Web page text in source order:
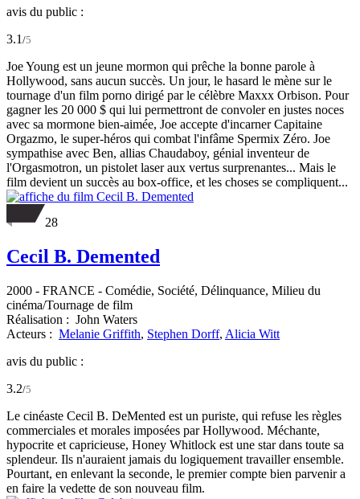
avis du public :
3.1 /5
Joe Young est un jeune mormon qui prêche la bonne parole à
Hollywood, sans aucun succès. Un jour, le hasard le mène sur le
tournage d'un film porno dirigé par le célèbre Maxxx Orbison. Pour
gagner les 20 000 $ qui lui permettront de convoler en justes noces
avec sa mormone bien-aimée, Joe accepte d'incarner Capitaine
Orgazmo, le super-héros qui combat l'infâme Spermix Zéro. Joe
sympathise avec Ben, allias Chaudaboy, génial inventeur de
l'Orgasmotron, un pistolet laser aux vertus surprenantes... Mais le
film devient un succès au box-office, et les choses se compliquent...
28
Cecil B. Demented
2000 - FRANCE - Comédie, Société, Délinquance, Milieu du
cinéma/Tournage de film
Réalisation : John Waters
Acteurs : Melanie Griffith, Stephen Dorff, Alicia Witt
avis du public :
3.2/5
Le cinéaste Cecil B. DeMented est un puriste, qui refuse les règles
commerciales et morales imposées par Hollywood. Méchante,
hypocrite et capricieuse, Honey Whitlock est une star dans toute sa
splendeur. Ils n'auraient jamais du logiquement travailler ensemble.
Pourtant, en enlevant la seconde, le premier compte bien parvenir a
en faire la vedette de son nouveau film.